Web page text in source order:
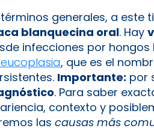
términos generales, a este
blanquecina oral. Hay
infecciones por
, que es el
Importante: por
. Para saber
contexto y
las causas más